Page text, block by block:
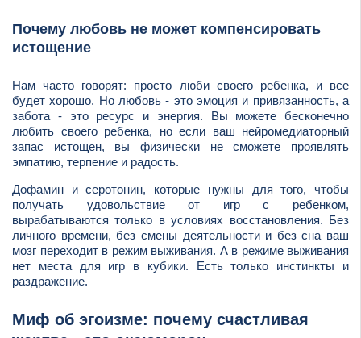
Почему любовь не может компенсировать
истощение
Нам часто говорят: просто люби своего ребенка, и все
будет хорошо. Но любовь - это эмоция и привязанность, а
забота - это ресурс и энергия. Вы можете бесконечно
любить своего ребенка, но если ваш нейромедиаторный
запас истощен, вы физически не сможете проявлять
эмпатию, терпение и радость.
Дофамин и серотонин, которые нужны для того, чтобы
получать удовольствие от игр с ребенком,
вырабатываются только в условиях восстановления. Без
личного времени, без смены деятельности и без сна ваш
мозг переходит в режим выживания. А в режиме выживания
нет места для игр в кубики. Есть только инстинкты и
раздражение.
Миф об эгоизме: почему счастливая